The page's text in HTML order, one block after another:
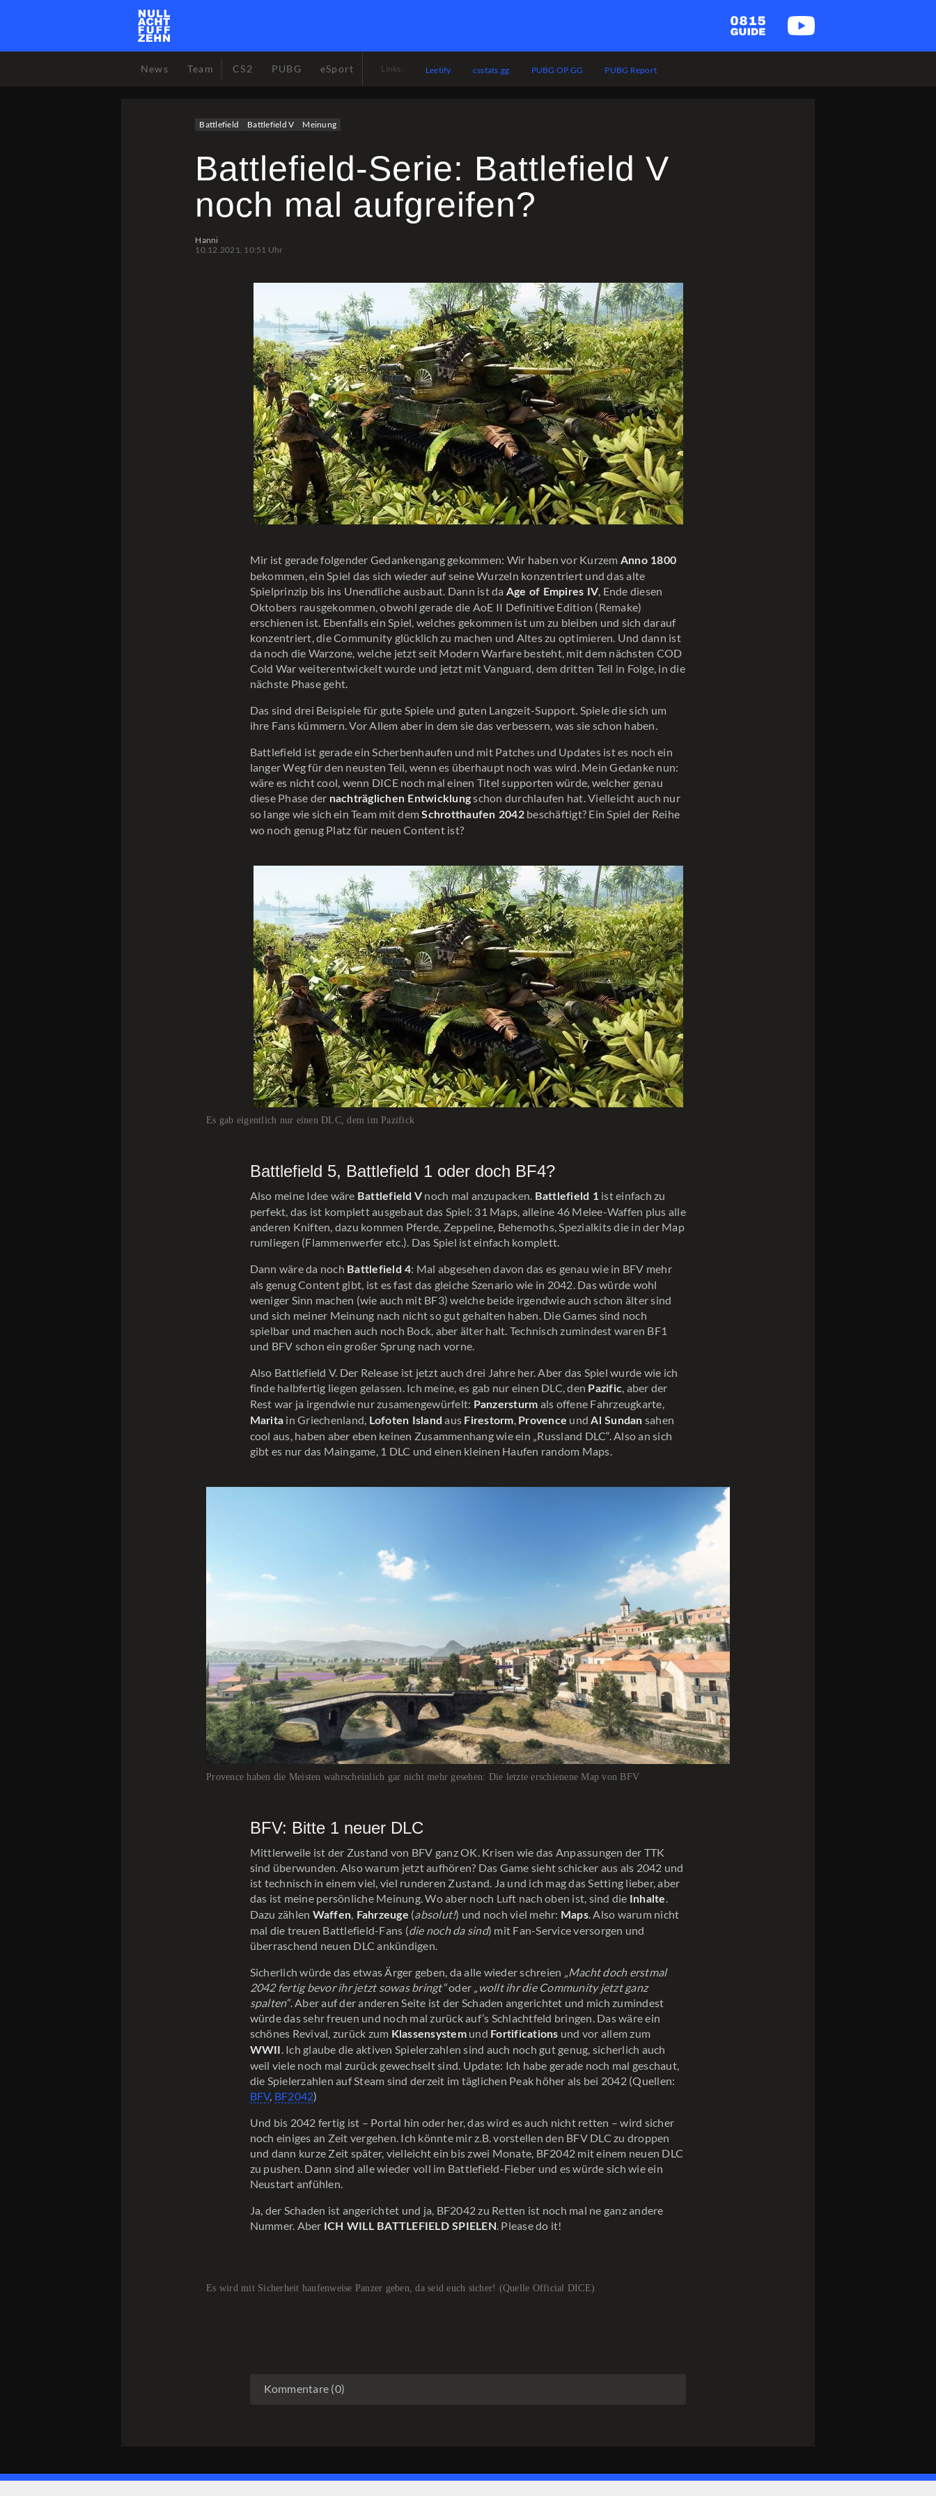
News Team CS2 PUBG eSport Links: Leetify csstats.gg PUBG OP.GG PUBG Report
Battlefield Battlefield V Meinung
Battlefield-Serie: Battlefield V
noch mal aufgreifen?
Hanni
10.12.2021, 10:51 Uhr
Mir ist gerade folgender Gedankengang gekommen: Wir haben vor Kurzem Anno 1800
bekommen, ein Spiel das sich wieder auf seine Wurzeln konzentriert und das alte
Spielprinzip bis ins Unendliche ausbaut. Dann ist da Age of Empires IV, Ende diesen
Oktobers rausgekommen, obwohl gerade die AoE II Definitive Edition (Remake)
erschienen ist. Ebenfalls ein Spiel, welches gekommen ist um zu bleiben und sich darauf
konzentriert, die Community glücklich zu machen und Altes zu optimieren. Und dann ist
da noch die Warzone, welche jetzt seit Modern Warfare besteht, mit dem nächsten COD
Cold War weiterentwickelt wurde und jetzt mit Vanguard, dem dritten Teil in Folge, in die
nächste Phase geht.
Das sind drei Beispiele für gute Spiele und guten Langzeit-Support. Spiele die sich um
ihre Fans kümmern. Vor Allem aber in dem sie das verbessern, was sie schon haben.
Battlefield ist gerade ein Scherbenhaufen und mit Patches und Updates ist es noch ein
langer Weg für den neusten Teil, wenn es überhaupt noch was wird. Mein Gedanke nun:
wäre es nicht cool, wenn DICE noch mal einen Titel supporten würde, welcher genau
diese Phase der nachträglichen Entwicklungschon durchlaufen hat. Vielleicht auch nur
so lange wie sich ein Team mit demSchrotthaufen 2042beschäftigt? Ein Spiel der Reihe
wo noch genug Platz für neuen Content ist?
Es gab eigentlich nur einen DLC, dem im Pazifick
Battlefield 5, Battlefield 1 oder doch BF4?
Also meine Idee wäre Battlefield V noch mal anzupacken. Battlefield 1ist einfach zu
perfekt, das ist komplett ausgebaut das Spiel: 31 Maps, alleine 46 Melee-Waffen plus alle
anderen Kniften, dazu kommen Pferde, Zeppeline, Behemoths, Spezialkits die in der Map
rumliegen (Flammenwerfer etc.). Das Spiel ist einfach komplett.
Dann wäre da noch Battlefield 4: Mal abgesehen davon das es genau wie in BFV mehr
als genug Content gibt, ist es fast das gleiche Szenario wie in 2042. Das würde wohl
weniger Sinn machen (wie auch mit BF3) welche beide irgendwie auch schon älter sind
und sich meiner Meinung nach nicht so gut gehalten haben. Die Games sind noch
spielbar und machen auch noch Bock, aber älter halt. Technisch zumindest waren BF1
und BFV schon ein großer Sprung nach vorne.
Also Battlefield V. Der Release ist jetzt auch drei Jahre her. Aber das Spiel wurde wie ich
finde halbfertig liegen gelassen. Ich meine, es gab nur einen DLC, den Pazific, aber der
Rest war ja irgendwie nur zusamengewürfelt: Panzersturm als offene Fahrzeugkarte,
Marita in Griechenland, Lofoten Island aus Firestorm, Provence undAl Sundan sahen
cool aus, haben aber eben keinen Zusammenhang wie ein „Russland DLC“. Also an sich
gibt es nur das Maingame, 1 DLC und einen kleinen Haufen random Maps.
Provence haben die Meisten wahrscheinlich gar nicht mehr gesehen: Die letzte erschienene Map von BFV
BFV: Bitte 1 neuer DLC
Mittlerweile ist der Zustand von BFV ganz OK. Krisen wie das Anpassungen der TTK
sind überwunden. Also warum jetzt aufhören? Das Game sieht schicker aus als 2042 und
ist technisch in einem viel, viel runderen Zustand. Ja und ich mag das Setting lieber, aber
das ist meine persönliche Meinung. Wo aber noch Luft nach oben ist, sind die
Inhalte.
Dazu zählen Waffen, Fahrzeuge (absolut!) und noch viel mehr: Maps. Also warum nicht
mal die treuen Battlefield-Fans (die noch da sind) mit Fan-Service versorgen und
überraschend neuen DLC ankündigen.
Sicherlich würde das etwas Ärger geben, da alle wieder schreien „Macht doch erstmal
2042 fertig bevor ihr jetzt sowas bringt“oder „wollt ihr die Community jetzt ganz
spalten“. Aber auf der anderen Seite ist der Schaden angerichtet und mich zumindest
würde das sehr freuen und noch mal zurück auf’s Schlachtfeld bringen. Das wäre ein
schönes Revival, zurück zum Klassensystemund Fortifications und vor allem zum
WWII . Ich glaube die aktiven Spielerzahlen sind auch noch gut genug, sicherlich auch
weil viele noch mal zurück gewechselt sind. Update: Ich habe gerade noch mal geschaut,
die Spielerzahlen auf Steam sind derzeit im täglichen Peak höher als bei 2042 (Quellen:
BFV, BF2042)
Und bis 2042 fertig ist – Portal hin oder her, das wird es auch nicht retten – wird sicher
noch einiges an Zeit vergehen. Ich könnte mir z.B. vorstellen den BFV DLC zu droppen
und dann kurze Zeit später, vielleicht ein bis zwei Monate, BF2042 mit einem neuen DLC
zu pushen. Dann sind alle wieder voll im Battlefield-Fieber und es würde sich wie ein
Neustart anfühlen.
Ja, der Schaden ist angerichtet und ja, BF2042 zu Retten ist noch mal ne ganz andere
Nummer. Aber ICH WILL BATTLEFIELD SPIELEN. Please do it!
Es wird mit Sicherheit haufenweise Panzer geben, da seid euch sicher! (Quelle Official DICE)
Kommentare (0)